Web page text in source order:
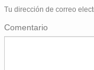
Tu dirección de correo
Comentario